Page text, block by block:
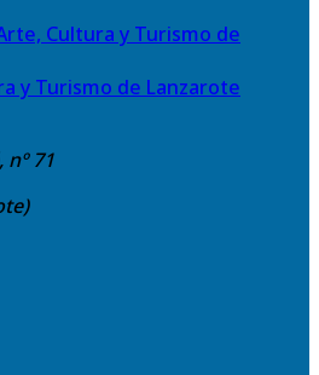
y Turismo de Lanzarote
nº 71